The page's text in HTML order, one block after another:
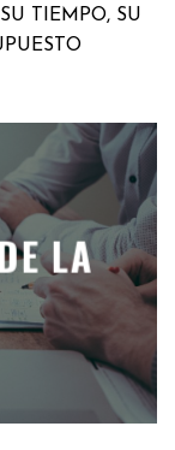
TIEMPO, SU
LA